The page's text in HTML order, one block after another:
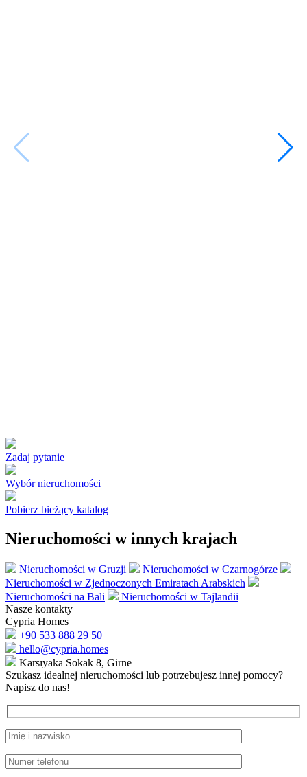
Zadaj pytanie
Wybór nieruchomości
Pobierz bieżący katalog
Nieruchomości w innych krajach
Nieruchomości w Gruzji
Nieruchomości w Czarnogórze
Nieruchomości w Zjednoczonych Emiratach Arabskich
Nieruchomości na Bali
Nieruchomości w Tajlandii
Nasze kontakty
Cypria Homes
+90 533 888 29 50
hello@cypria.homes
Karsıyaka Sokak 8, Girne
Szukasz idealnej nieruchomości lub potrzebujesz innej pomocy?
Napisz do nas!